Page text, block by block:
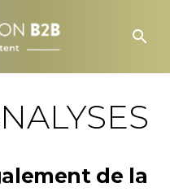
search
de la